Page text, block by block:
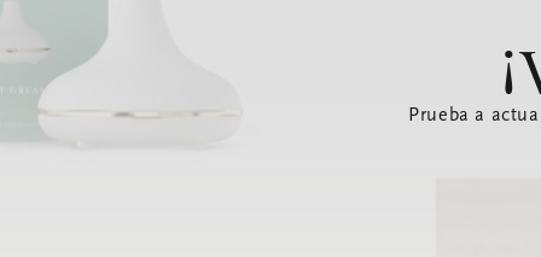
Prueba a